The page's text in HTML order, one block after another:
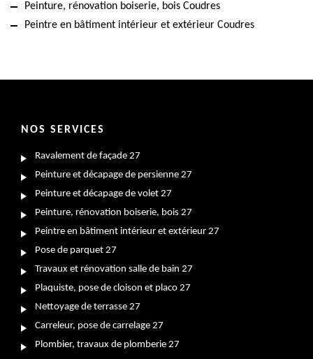
Peinture, rénovation boiserie, bois Coudres
Peintre en bâtiment intérieur et extérieur Coudres
NOS SERVICES
Ravalement de façade 27
Peinture et décapage de persienne 27
Peinture et décapage de volet 27
Peinture, rénovation boiserie, bois 27
Peintre en bâtiment intérieur et extérieur 27
Pose de parquet 27
Travaux et rénovation salle de bain 27
Plaquiste, pose de cloison et placo 27
Nettoyage de terrasse 27
Carreleur, pose de carrelage 27
Plombier, travaux de plomberie 27